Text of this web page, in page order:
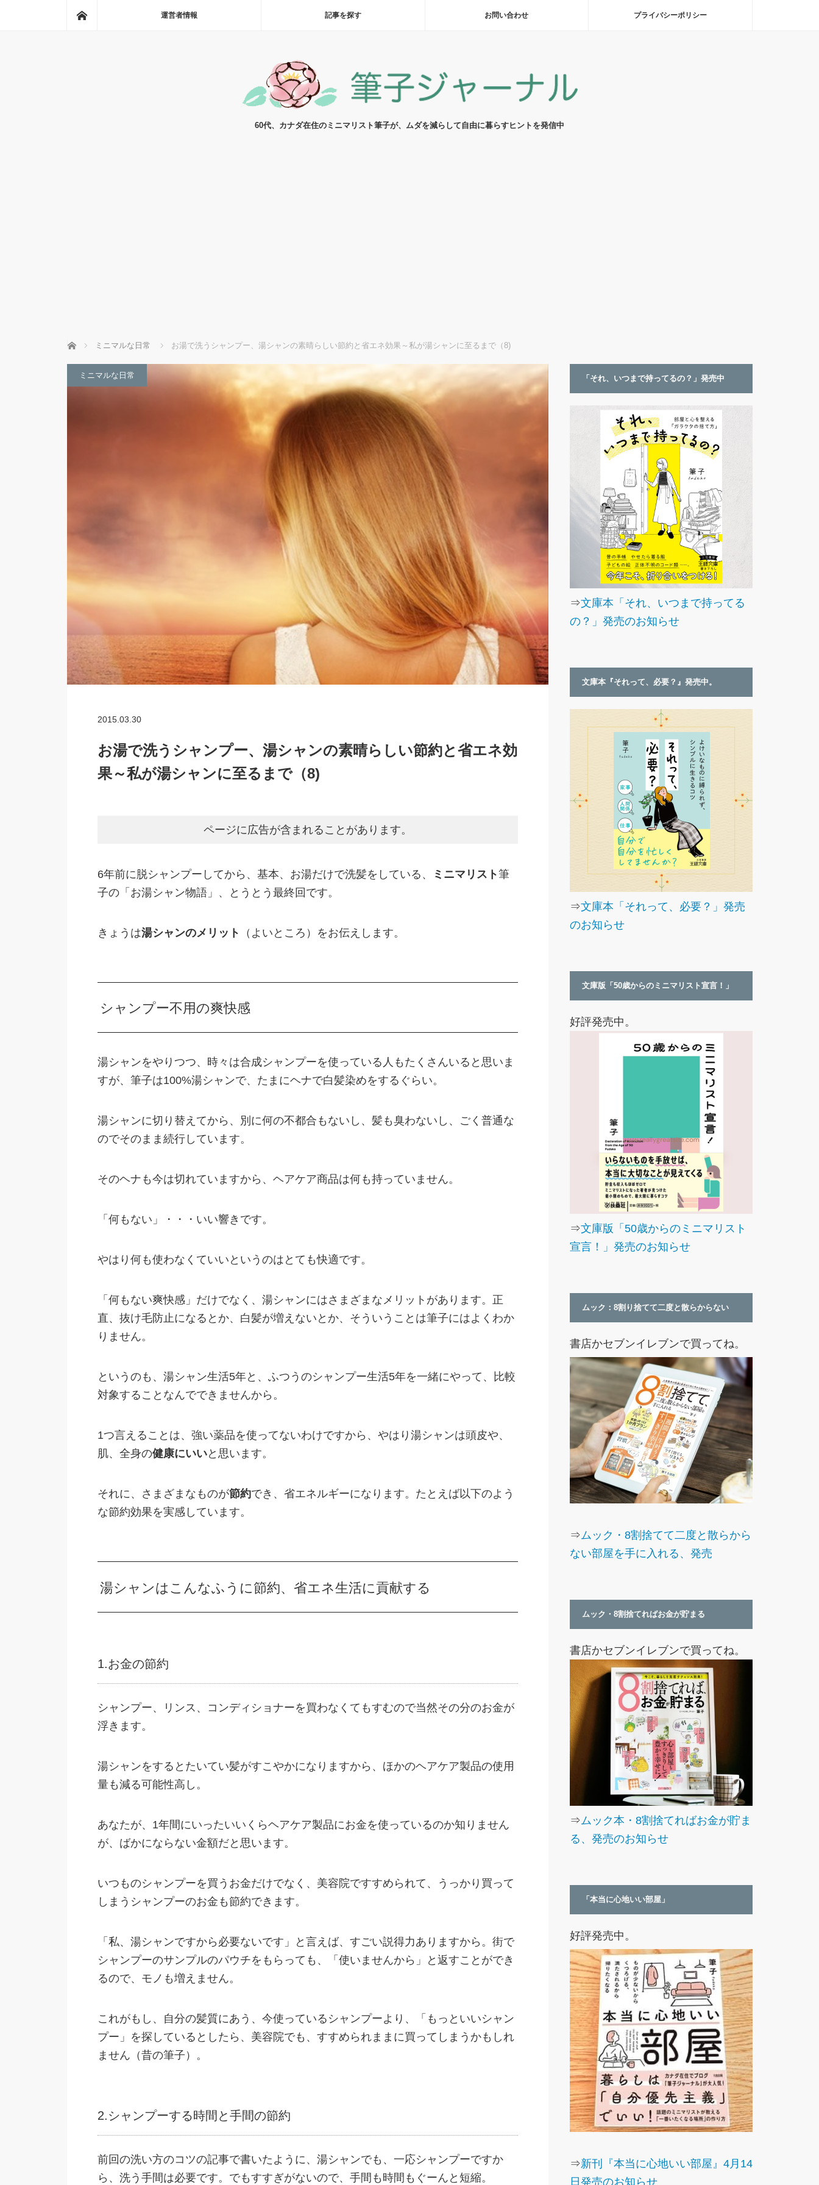
運営者情報 記事を探す お問い合わせ プライバシーポリシー
60代、カナダ在住のミニマリスト筆子が、ムダを減らして自由に暮らすヒントを発信中
ホーム ミニマルな日常 お湯で洗うシャンプー、湯シャンの素晴らしい節約と省エネ効果～私が湯シャンに至るまで（8)
ミニマルな日常
2015.03.30
お湯で洗うシャンプー、湯シャンの素晴らしい節約と省エネ効
果～私が湯シャンに至るまで（8)
ページに広告が含まれることがあります。
6年前に脱シャンプーしてから、基本、お湯だけで洗髪をしている、 ミニマリスト筆
子の「お湯シャン物語」、とうとう最終回です。
きょうは湯シャンのメリット （よいところ）をお伝えします。
シャンプー不用の爽快感
湯シャンをやりつつ、時々は合成シャンプーを使っている人もたくさんいると思いま
すが、筆子は100%湯シャンで、たまにヘナで白髪染めをするぐらい。
湯シャンに切り替えてから、別に何の不都合もないし、髪も臭わないし、ごく普通な
のでそのまま続行しています。
そのヘナも今は切れていますから、ヘアケア商品は何も持っていません。
「何もない」・・・いい響きです。
やはり何も使わなくていいというのはとても快適です。
「何もない爽快感」だけでなく、湯シャンにはさまざまなメリットがあります。正
直、抜け毛防止になるとか、白髪が増えないとか、そういうことは筆子にはよくわか
りません。
というのも、湯シャン生活5年と、ふつうのシャンプー生活5年を一緒にやって、比較
対象することなんでできませんから。
1つ言えることは、強い薬品を使ってないわけですから、やはり湯シャンは頭皮や、
肌、全身の健康にいいと思います。
それに、さまざまなものが節約でき、省エネルギーになります。たとえば以下のよう
な節約効果を実感しています。
湯シャンはこんなふうに節約、省エネ生活に貢献する
1.お金の節約
シャンプー、リンス、コンディショナーを買わなくてもすむので当然その分のお金が
浮きます。
湯シャンをするとたいてい髪がすこやかになりますから、ほかのヘアケア製品の使用
量も減る可能性高し。
あなたが、1年間にいったいいくらヘアケア製品にお金を使っているのか知りません
が、ばかにならない金額だと思います。
いつものシャンプーを買うお金だけでなく、美容院ですすめられて、うっかり買って
しまうシャンプーのお金も節約できます。
「私、湯シャンですから必要ないです」と言えば、すごい説得力ありますから。街で
シャンプーのサンプルのパウチをもらっても、「使いませんから」と返すことができ
るので、モノも増えません。
これがもし、自分の髪質にあう、今使っているシャンプーより、「もっといいシャン
プー」を探しているとしたら、美容院でも、すすめられままに買ってしまうかもしれ
ません（昔の筆子）。
2.シャンプーする時間と手間の節約
前回の洗い方のコツの記事で書いたように、湯シャンでも、一応シャンプーですか
ら、洗う手間は必要です。でもすすぎがないので、手間も時間もぐーんと短縮。
「それ、いつまで持ってるの？」発売中
⇒文庫本「それ、いつまで持ってる
の？」発売のお知らせ
文庫本『それって、必要？』発売中。
⇒文庫本「それって、必要？」発売
のお知らせ
文庫版「50歳からのミニマリスト宣言！」
好評発売中。
⇒文庫版「50歳からのミニマリスト
宣言！」発売のお知らせ
ムック：8割り捨てて二度と散らからない
書店かセブンイレブンで買ってね。
⇒ムック・8割捨てて二度と散らから
ない部屋を手に入れる、発売
ムック・8割捨てればお金が貯まる
書店かセブンイレブンで買ってね。
⇒ムック本・8割捨てればお金が貯ま
る、発売のお知らせ
「本当に心地いい部屋」
好評発売中。
⇒新刊『本当に心地いい部屋』4月14
日発売のお知らせ